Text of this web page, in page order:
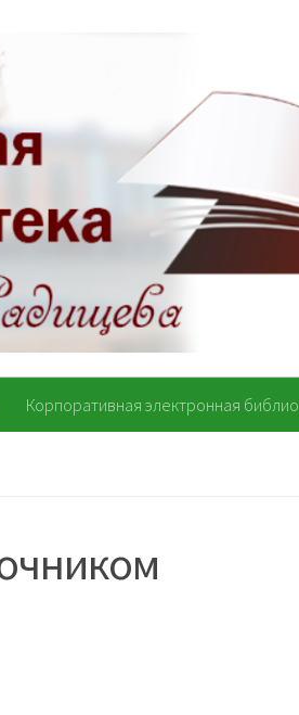
Корпоративная электронная